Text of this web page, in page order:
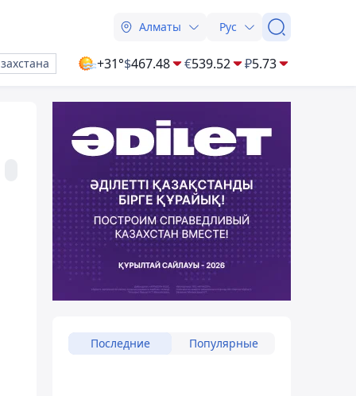
Алматы Рус
+31°$467.48 €539.52 ₽5.73
Последние Популярные